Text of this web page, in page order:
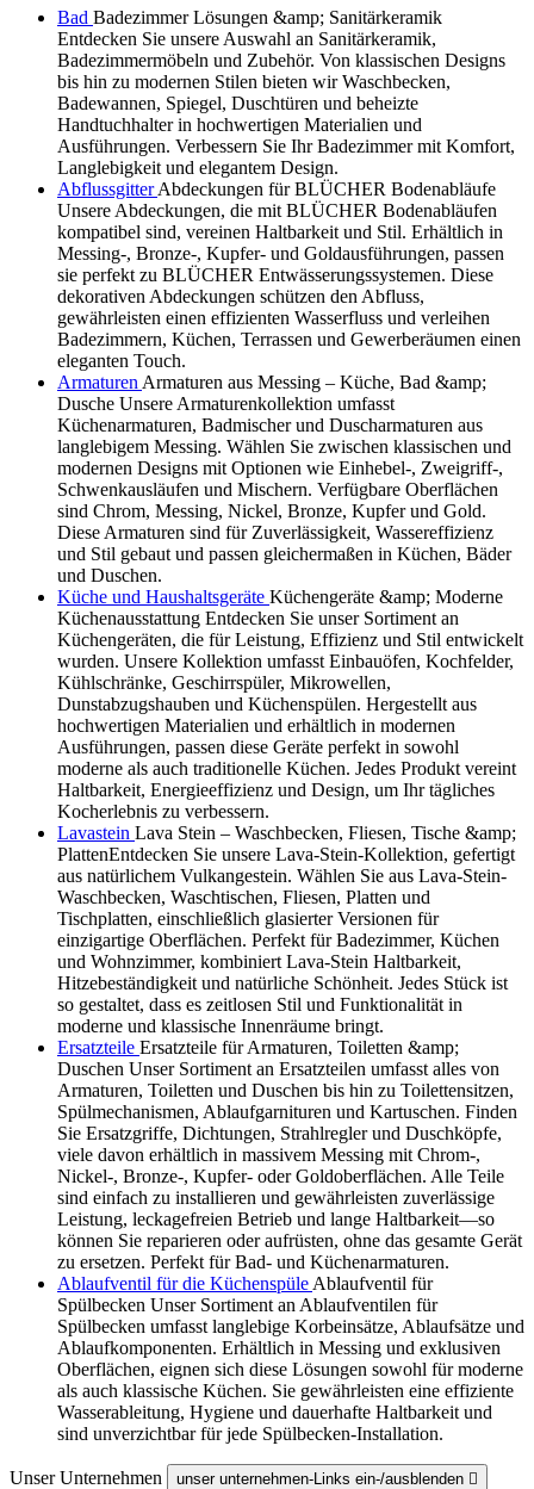
Bad Badezimmer Lösungen &amp; Sanitärkeramik
Entdecken Sie unsere Auswahl an Sanitärkeramik,
Badezimmermöbeln und Zubehör. Von klassischen Designs
bis hin zu modernen Stilen bieten wir Waschbecken,
Badewannen, Spiegel, Duschtüren und beheizte
Handtuchhalter in hochwertigen Materialien und
Ausführungen. Verbessern Sie Ihr Badezimmer mit Komfort,
Langlebigkeit und elegantem Design.
AbflussgitterAbdeckungen für BLÜCHER Bodenabläufe
Unsere Abdeckungen, die mit BLÜCHER Bodenabläufen
kompatibel sind, vereinen Haltbarkeit und Stil. Erhältlich in
Messing-, Bronze-, Kupfer- und Goldausführungen, passen
sie perfekt zu BLÜCHER Entwässerungssystemen. Diese
dekorativen Abdeckungen schützen den Abfluss,
gewährleisten einen effizienten Wasserfluss und verleihen
Badezimmern, Küchen, Terrassen und Gewerberäumen einen
eleganten Touch.
Armaturen Armaturen aus Messing – Küche, Bad &amp;
Dusche Unsere Armaturenkollektion umfasst
Küchenarmaturen, Badmischer und Duscharmaturen aus
langlebigem Messing. Wählen Sie zwischen klassischen und
modernen Designs mit Optionen wie Einhebel-, Zweigriff-,
Schwenkausläufen und Mischern. Verfügbare Oberflächen
sind Chrom, Messing, Nickel, Bronze, Kupfer und Gold.
Diese Armaturen sind für Zuverlässigkeit, Wassereffizienz
und Stil gebaut und passen gleichermaßen in Küchen, Bäder
und Duschen.
Küche und Haushaltsgeräte Küchengeräte &amp; Moderne
Küchenausstattung Entdecken Sie unser Sortiment an
Küchengeräten, die für Leistung, Effizienz und Stil entwickelt
wurden. Unsere Kollektion umfasst Einbauöfen, Kochfelder,
Kühlschränke, Geschirrspüler, Mikrowellen,
Dunstabzugshauben und Küchenspülen. Hergestellt aus
hochwertigen Materialien und erhältlich in modernen
Ausführungen, passen diese Geräte perfekt in sowohl
moderne als auch traditionelle Küchen. Jedes Produkt vereint
Haltbarkeit, Energieeffizienz und Design, um Ihr tägliches
Kocherlebnis zu verbessern.
Lavastein Lava Stein – Waschbecken, Fliesen, Tische &amp;
PlattenEntdecken Sie unsere Lava-Stein-Kollektion, gefertigt
aus natürlichem Vulkangestein. Wählen Sie aus Lava-Stein-
Waschbecken, Waschtischen, Fliesen, Platten und
Tischplatten, einschließlich glasierter Versionen für
einzigartige Oberflächen. Perfekt für Badezimmer, Küchen
und Wohnzimmer, kombiniert Lava-Stein Haltbarkeit,
Hitzebeständigkeit und natürliche Schönheit. Jedes Stück ist
so gestaltet, dass es zeitlosen Stil und Funktionalität in
moderne und klassische Innenräume bringt.
Ersatzteile Ersatzteile für Armaturen, Toiletten &amp;
Duschen Unser Sortiment an Ersatzteilen umfasst alles von
Armaturen, Toiletten und Duschen bis hin zu Toilettensitzen,
Spülmechanismen, Ablaufgarnituren und Kartuschen. Finden
Sie Ersatzgriffe, Dichtungen, Strahlregler und Duschköpfe,
viele davon erhältlich in massivem Messing mit Chrom-,
Nickel-, Bronze-, Kupfer- oder Goldoberflächen. Alle Teile
sind einfach zu installieren und gewährleisten zuverlässige
Leistung, leckagefreien Betrieb und lange Haltbarkeit—so
können Sie reparieren oder aufrüsten, ohne das gesamte Gerät
zu ersetzen. Perfekt für Bad- und Küchenarmaturen.
Ablaufventil für die Küchenspüle Ablaufventil für
Spülbecken Unser Sortiment an Ablaufventilen für
Spülbecken umfasst langlebige Korbeinsätze, Ablaufsätze und
Ablaufkomponenten. Erhältlich in Messing und exklusiven
Oberflächen, eignen sich diese Lösungen sowohl für moderne
als auch klassische Küchen. Sie gewährleisten eine effiziente
Wasserableitung, Hygiene und dauerhafte Haltbarkeit und
sind unverzichtbar für jede Spülbecken-Installation.
Unser Unternehmen unser unternehmen-Links ein-/ausblenden 